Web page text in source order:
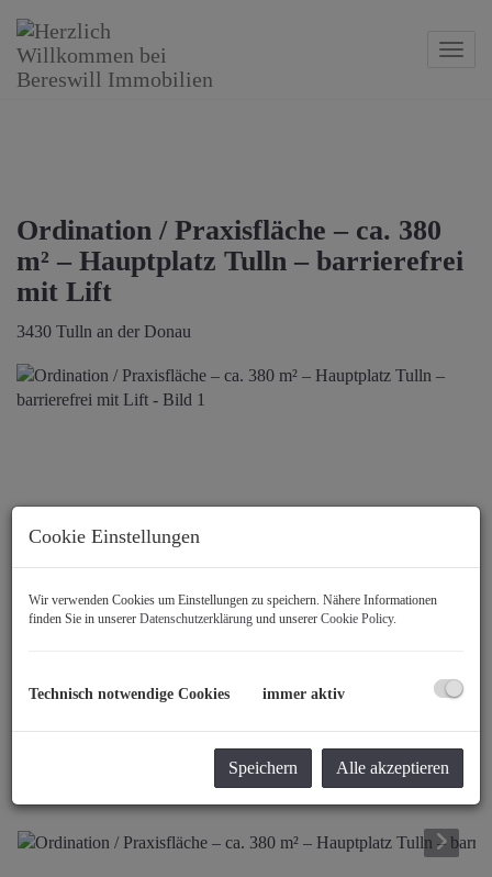
Ordination / Praxisfläche – ca. 380
m² – Hauptplatz Tulln – barrierefrei
mit Lift
3430 Tulln an der Donau
Cookie Einstellungen
Wir verwenden Cookies um Einstellungen zu speichern. Nähere Informationen
finden Sie in unserer Datenschutzerklärung und unserer Cookie Policy.
Technisch notwendige Cookies immer aktiv
Speichern Alle akzeptieren